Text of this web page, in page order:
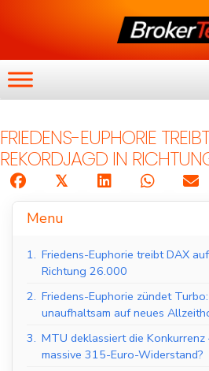
FRIEDENS-EUPHORIE
REKORDJAGD IN
𝕏
Menu
1. Friedens-Euphorie treibt DAX
Richtung 26.000
2. Friedens-Euphorie zündet
unaufhaltsam auf neues
3. MTU deklassiert die
massive 315-Euro-Widerstand?